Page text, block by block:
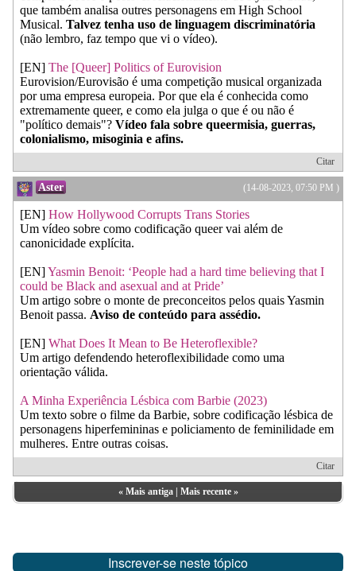
que também analisa outres personagens em High School
Musical. Talvez tenha uso de linguagem discriminatória
(não lembro, faz tempo que vi o vídeo).
[EN] The [Queer] Politics of Eurovision
Eurovision/Eurovisão é uma competição musical organizada
por uma empresa europeia. Por que ela é conhecida como
extremamente queer, e como ela julga o que é ou não é
"político demais"? Vídeo fala sobre queermisia, guerras,
colonialismo, misoginia e afins.
Citar
(14-08-2023, 07:50 PM )
Aster
[EN] How Hollywood Corrupts Trans Stories
Um vídeo sobre como codificação queer vai além de
canonicidade explícita.
[EN]Yasmin Benoit: ‘People had a hard time believing that I
could be Black and asexual and at Pride’
Um artigo sobre o monte de preconceitos pelos quais Yasmin
Benoit passa. Aviso de conteúdo para assédio.
[EN] What Does It Mean to Be Heteroflexible?
Um artigo defendendo heteroflexibilidade como uma
orientação válida.
A Minha Experiência Lésbica com Barbie (2023)
Um texto sobre o filme da Barbie, sobre codificação lésbica de
personagens hiperfemininas e policiamento de feminilidade em
mulheres. Entre outras coisas.
Citar
« Mais antiga| Mais recente»
Inscrever-se neste tópico